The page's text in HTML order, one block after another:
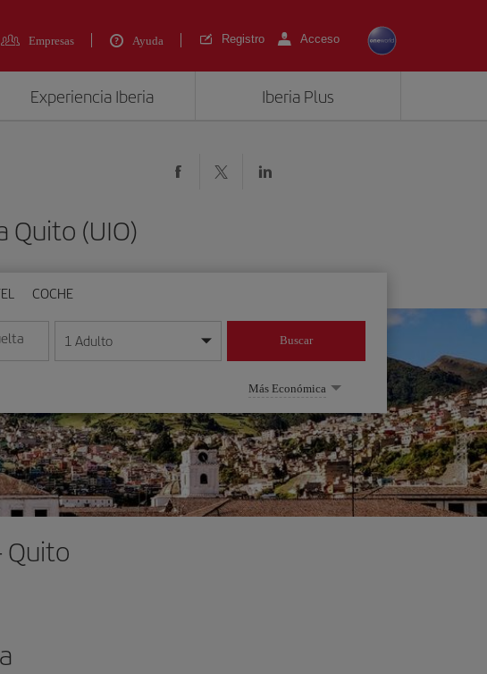
Empresas Ayuda Registro Acceso
Experiencia Iberia Iberia Plus
Quito (UIO)
COCHE
añoen formato día/mes/año
1 Adulto Buscar
Más Económica
Quito